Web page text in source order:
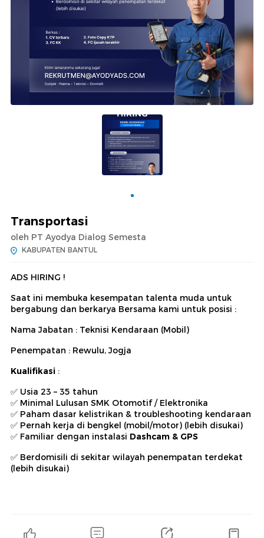
Transportasi
oleh PT Ayodya Dialog Semesta
KABUPATEN BANTUL
ADS HIRING !
Saat ini membuka kesempatan talenta muda untuk
bergabung dan berkarya Bersama kami untuk posisi :
Nama Jabatan : Teknisi Kendaraan (Mobil)
Penempatan : Rewulu, Jogja
Kualifikasi :
✅ Usia 23 – 35 tahun
✅ Minimal Lulusan SMK Otomotif / Elektronika
✅ Paham dasar kelistrikan & troubleshooting kendaraan
✅ Pernah kerja di bengkel (mobil/motor) (lebih disukai)
✅ Familiar dengan instalasi Dashcam & GPS
✅ Berdomisili di sekitar wilayah penempatan terdekat
(lebih disukai)